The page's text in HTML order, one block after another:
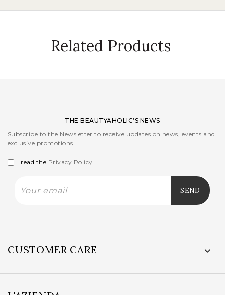
Related Products
THE BEAUTYAHOLIC’S NEWS
Subscribe to the Newsletter to receive updates on news, events and
exclusive promotions
I read the Privacy Policy
CUSTOMER CARE